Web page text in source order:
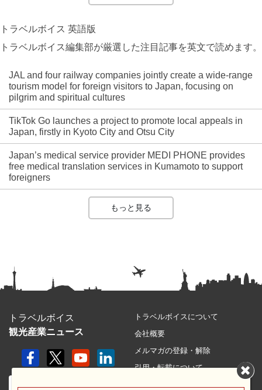
トラベルボイス 英語版
トラベルボイス編集部が厳選した注目記事を英文で読めます。
JAL and four railway companies jointly create a wide-range
tourism model for foreign visitors to Japan, focusing on
pilgrim and spiritual cultures
TikTok Go launches a project to promote local appeals in
Japan, firstly in Kyoto City and Otsu City
Japan’s medical service provider MEDI PHONE provides
free medical translation services in Kumamoto to support
foreigners
もっと見る
トラベルボイス
観光産業ニュース
トラベルボイスについて
会社概要
メルマガの登録・解除
引用・転載について